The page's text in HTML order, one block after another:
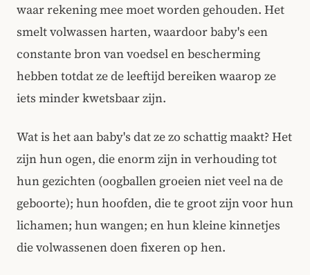
waar rekening mee moet worden gehouden. Het
smelt volwassen harten, waardoor baby's een
constante bron van voedsel en bescherming
hebben totdat ze de leeftijd bereiken waarop ze
iets minder kwetsbaar zijn.
Wat is het aan baby's dat ze zo schattig maakt? Het
zijn hun ogen, die enorm zijn in verhouding tot
hun gezichten (oogballen groeien niet veel na de
geboorte); hun hoofden, die te groot zijn voor hun
lichamen; hun wangen; en hun kleine kinnetjes
die volwassenen doen fixeren op hen.